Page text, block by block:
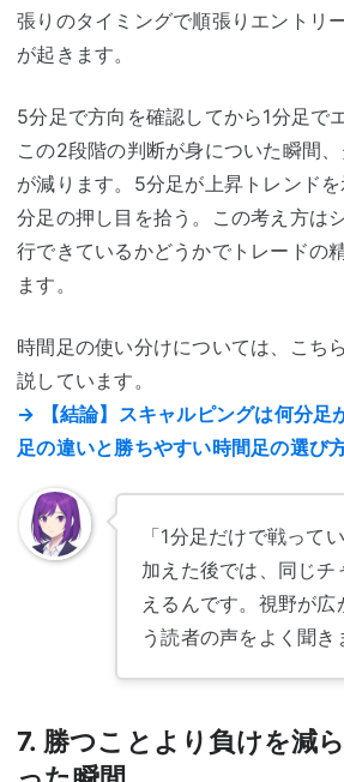
張りのタイミングで順張りエントリ
が起きます。
5分足で方向を確認してから1分足で
この2段階の判断が身についた瞬間
が減ります。5分足が上昇トレンド
分足の押し目を拾う。この考え方は
行できているかどうかでトレードの
ます。
時間足の使い分けについては、こち
説しています。
→ 【結論】スキャルピングは何分足
足の違いと勝ちやすい時間足の選び
「1分足だけで戦って
加えた後では、同じチ
えるんです。視野が
う読者の声をよく聞き
7. 勝つことより負けを減